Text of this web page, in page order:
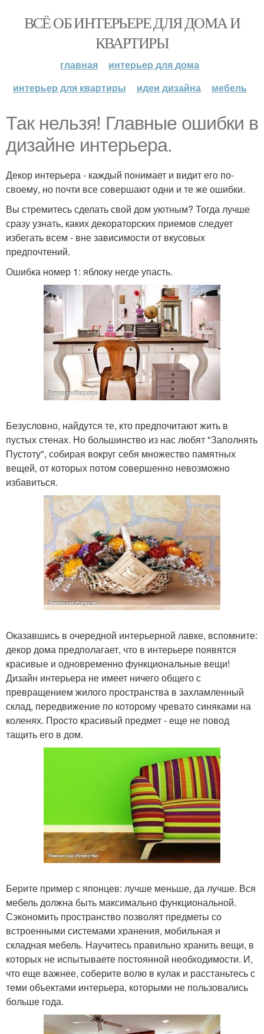
ВСЁ ОБ ИНТЕРЬЕРЕ ДЛЯ ДОМА И
КВАРТИРЫ
главная
интерьер для дома
интерьер для квартиры
идеи дизайна мебель
Так нельзя! Главные ошибки в
дизайне интерьера.
Декор интерьера - каждый понимает и видит его по-
своему, но почти все совершают одни и те же ошибки.
Вы стремитесь сделать свой дом уютным? Тогда лучше
сразу узнать, каких декораторских приемов следует
избегать всем - вне зависимости от вкусовых
предпочтений.
Ошибка номер 1: яблоку негде упасть.
Безусловно, найдутся те, кто предпочитают жить в
пустых стенах. Но большинство из нас любят "Заполнять
Пустоту", собирая вокруг себя множество памятных
вещей, от которых потом совершенно невозможно
избавиться.
Оказавшись в очередной интерьерной лавке, вспомните:
декор дома предполагает, что в интерьере появятся
красивые и одновременно функциональные вещи!
Дизайн интерьера не имеет ничего общего с
превращением жилого пространства в захламленный
склад, передвижение по которому чревато синяками на
коленях. Просто красивый предмет - еще не повод
тащить его в дом.
Берите пример с японцев: лучше меньше, да лучше. Вся
мебель должна быть максимально функциональной.
Сэкономить пространство позволят предметы со
встроенными системами хранения, мобильная и
складная мебель. Научитесь правильно хранить вещи, в
которых не испытываете постоянной необходимости. И,
что еще важнее, соберите волю в кулак и расстаньтесь с
теми объектами интерьера, которыми не пользовались
больше года.